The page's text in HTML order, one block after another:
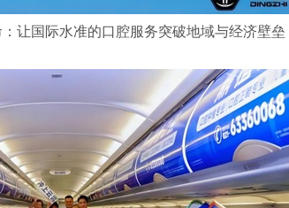
让国际水准的口腔服务突破地域与经济壁